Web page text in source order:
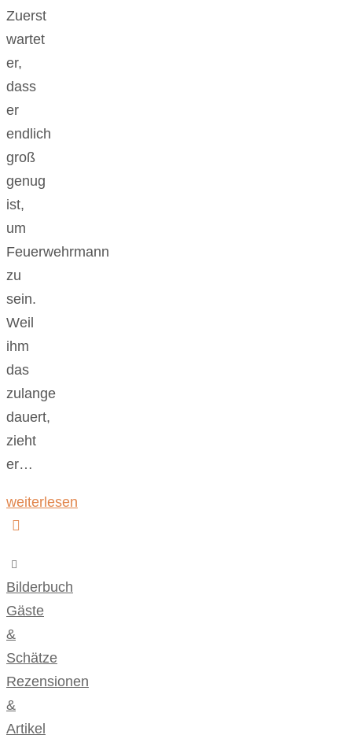
Zuerst
wartet
er,
dass
er
endlich
groß
genug
ist,
um
Feuerwehrmann
zu
sein.
Weil
ihm
das
zulange
dauert,
zieht
er…
weiterlesen
Bilderbuch
Gäste
&
Schätze
Rezensionen
&
Artikel